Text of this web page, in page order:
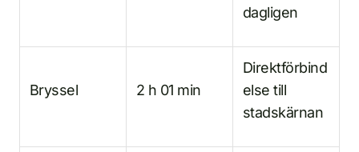
dagligen
Bryssel 2 h 01 min
Direktförbind
else till
stadskärnan